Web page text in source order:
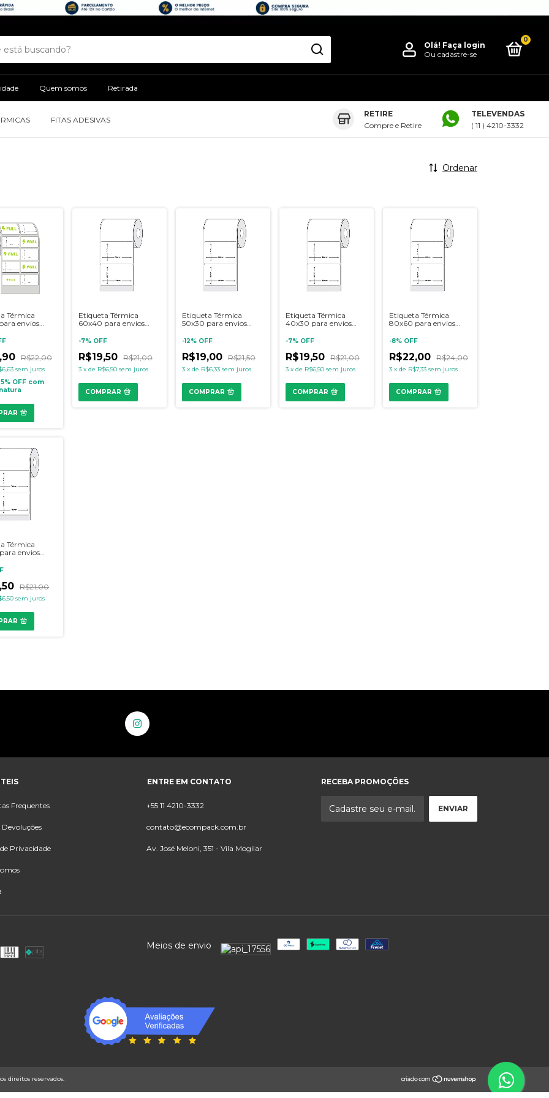
Olá! Faça login
Ou cadastre-se
0
Quem somos Retirada
FITAS ADESIVAS
RETIRE
Compre e Retire
TELEVENDAS
( 11 ) 4210-3332
Ordenar
Térmica
envios
R$22,00
sem juros
OFF com
Etiqueta Térmica
60x40 para envios
barras
-7% OFF
R$19,50 R$21,00
3 x de R$6,50 sem juros
COMPRAR
Etiqueta Térmica
50x30 para envios
barras
-12% OFF
R$19,00 R$21,50
3 x de R$6,33 sem juros
COMPRAR
Etiqueta Térmica
40x30 para envios
barras
-7% OFF
R$19,50 R$21,00
3 x de R$6,50 sem juros
COMPRAR
Etiqueta Térmica
80x60 para envios
barras
-8% OFF
R$22,00 R$24,00
3 x de R$7,33 sem juros
COMPRAR
Térmica
envios
R$21,00
sem juros
Frequentes
Devoluções
Privacidade
ENTRE EM CONTATO
+55 11 4210-3332
contato@ecompack.com.br
Av. José Meloni, 351 - Vila Mogilar
RECEBA PROMOÇÕES
Meios de envio
direitos reservados.